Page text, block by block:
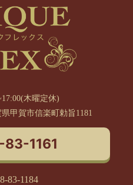
木曜定休)
甲賀市信楽町勅旨1181
1161
83-1184